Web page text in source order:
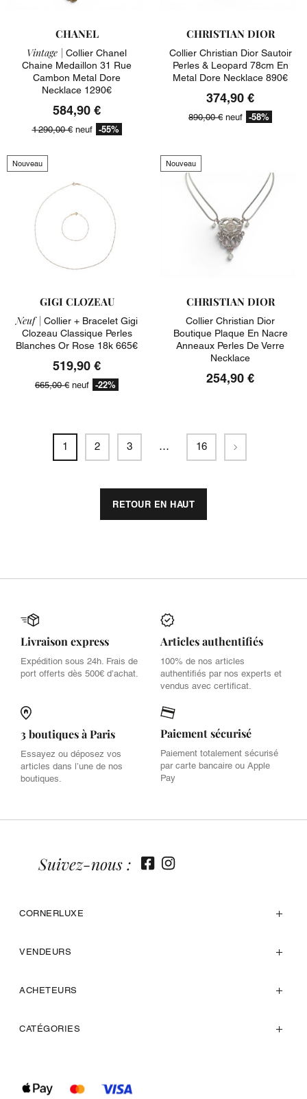
CHANEL
Vintage | Collier Chanel
Chaine Medaillon 31 Rue
Cambon Metal Dore
Necklace 1290€
584,90 €
1 290,00 €neuf -55%
CHRISTIAN DIOR
Collier Christian Dior Sautoir
Perles & Leopard 78cm En
Metal Dore Necklace 890€
374,90 €
890,00 € neuf -58%
Nouveau
GIGI CLOZEAU
Neuf | Collier + Bracelet Gigi
Clozeau Classique Perles
Blanches Or Rose 18k 665€
519,90 €
665,00 € neuf -22%
Nouveau
CHRISTIAN DIOR
Collier Christian Dior
Boutique Plaque En Nacre
Anneaux Perles De Verre
Necklace
254,90 €
1 2 3 … 16 Suivant
RETOUR EN HAUT
Livraison express
Expédition sous 24h. Frais de
port offerts dès 500€ d’achat.
Articles authentifiés
100% de nos articles
authentifiés par nos experts et
vendus avec certificat.
3 boutiques à Paris
Essayez ou déposez vos
articles dans l’une de nos
boutiques.
Paiement sécurisé
Paiement totalement sécurisé
par carte bancaire ou Apple
Pay
CORNERLUXE
VENDEURS
ACHETEURS
CATÉGORIES
Suivez-nous :